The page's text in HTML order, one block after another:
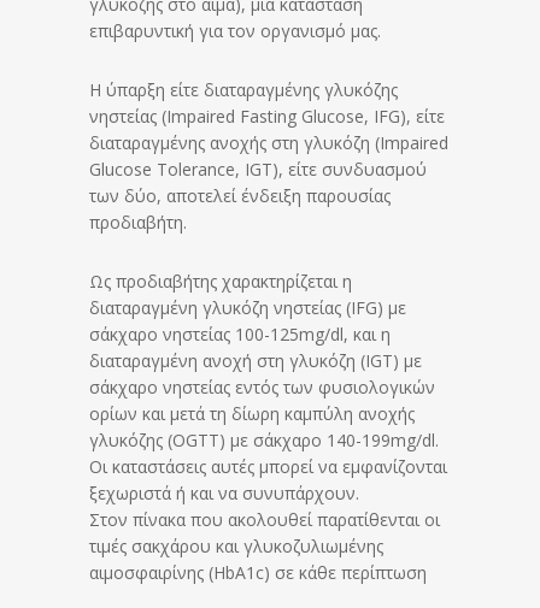
επιβαρυντική για τον οργανισμό μας.
Η ύπαρξη είτε διαταραγμένης γλυκόζης
νηστείας (Impaired Fasting Glucose, IFG), είτε
διαταραγμένης ανοχής στη γλυκόζη (Impaired
Glucose Tolerance, IGT), είτε συνδυασμού
των δύο, αποτελεί ένδειξη παρουσίας
προδιαβήτη.
Ως προδιαβήτης χαρακτηρίζεται η
διαταραγμένη γλυκόζη νηστείας (IFG) με
σάκχαρο νηστείας 100-125mg/dl, και η
διαταραγμένη ανοχή στη γλυκόζη (IGT) με
σάκχαρο νηστείας εντός των φυσιολογικών
ορίων και μετά τη δίωρη καμπύλη ανοχής
γλυκόζης (OGTT) με σάκχαρο 140-199mg/dl.
Οι καταστάσεις αυτές μπορεί να εμφανίζονται
ξεχωριστά ή και να συνυπάρχουν.
Στον πίνακα που ακολουθεί παρατίθενται οι
τιμές σακχάρου και γλυκοζυλιωμένης
αιμοσφαιρίνης (HbA1c) σε κάθε περίπτωση